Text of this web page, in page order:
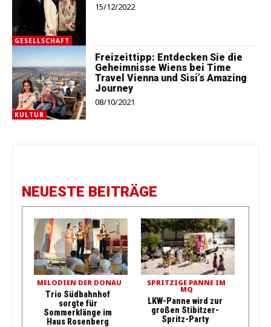
GESELLSCHAFT
15/12/2022
KULTUR
Freizeittipp: Entdecken Sie die
Geheimnisse Wiens bei Time
Travel Vienna und Sisi’s Amazing
Journey
08/10/2021
NEUESTE BEITRÄGE
MELODIEN DER DONAU
Trio Südbahnhof
sorgte für
Sommerklänge im
Haus Rosenberg
SPRITZIGE PANNE IM
MQ
LKW-Panne wird zur
großen Stibitzer-
Spritz-Party